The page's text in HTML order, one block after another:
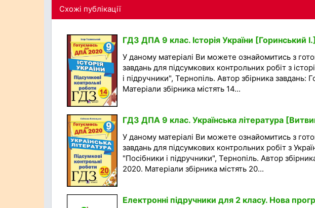
Схожі публікації
ГДЗ ДПА 9 клас. Історія України [Горинський
У даному матеріалі Ви можете ознайомитись з
завдань для підсумкових контрольних робіт з
і підручники", Тернопіль. Автор збірника завдань:
Матеріали збірника містять 14...
ГДЗ ДПА 9 клас. Українська література
У даному матеріалі Ви можете ознайомитись з
завдань для підсумкових контрольних робіт з
"Посібники і підручники", Тернопіль. Автор
2020. Матеріали збірника містять 20...
Електронні підручники для 2 класу. Нова